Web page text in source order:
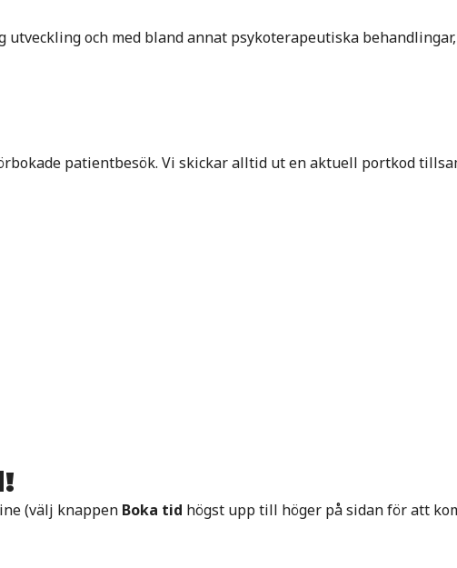
och med bland annat psykoterapeutiska
patientbesök. Vi skickar alltid ut en aktuell portkod
(välj knappen Boka tid högst upp till höger på sidan för att